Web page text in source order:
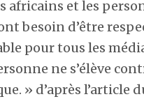
africains et les
besoin d’être
pour tous les
ne s’élève
» d’après l’article